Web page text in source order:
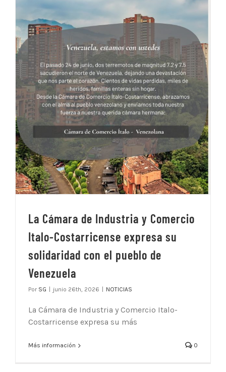
La Cámara de Industria y Comercio
Italo-Costarricense expresa su
solidaridad con el pueblo de
Venezuela
Por SG | junio 26th, 2026 | NOTICIAS
La Cámara de Industria y Comercio Italo-
Costarricense expresa su más
Más información 0